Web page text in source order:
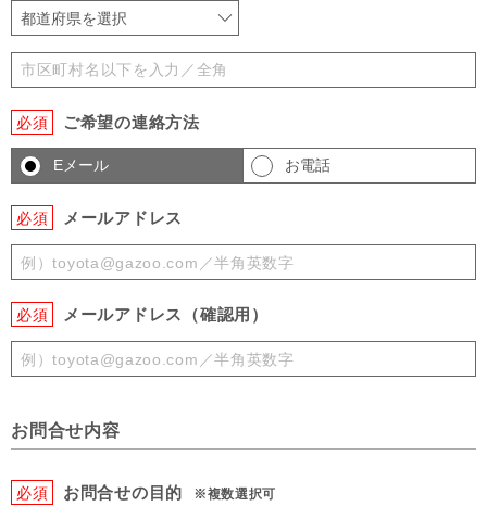
都道府県を選択
必須 ご希望の連絡方法
Eメール お電話
必須 メールアドレス
必須 メールアドレス（確認用）
お問合せ内容
必須 お問合せの目的 ※複数選択可